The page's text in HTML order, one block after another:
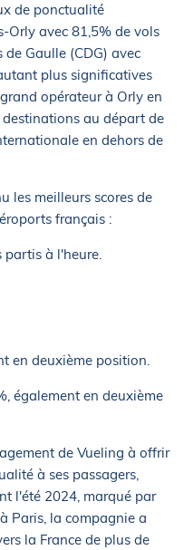
de ponctualité
Orly avec 81,5% de vols
Gaulle (CDG) avec
plus significatives
opérateur à Orly en
au départ de
en dehors de
les meilleurs scores de
français :
partis à l'heure.
en deuxième position.
également en deuxième
de Vueling à offrir
à ses passagers,
l'été 2024, marqué par
Paris, la compagnie a
la France de plus de